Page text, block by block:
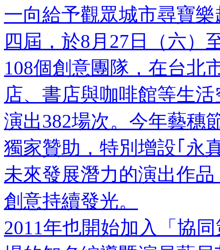
一向給予觀眾城市尋寶
四屆，於8月27日（六）
108個創意團隊，在台北
店、書店與咖啡館等生
演出382場次。今年藝穗
獨家贊助，特別增設｢永
未來發展潛力的演出作
創意持續發光。
2011年也開始加入「協